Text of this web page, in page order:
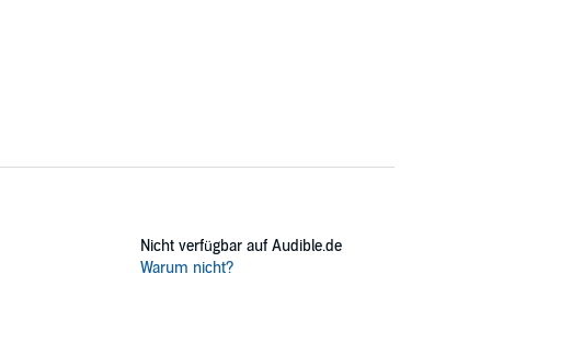
Nicht verfügbar auf Audible.de
Warum nicht?